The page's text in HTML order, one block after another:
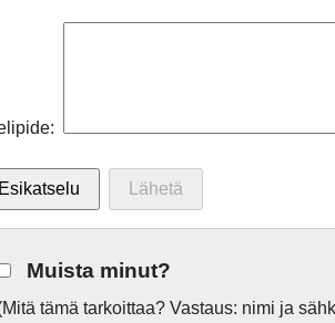
Muista minut?
tämä tarkoittaa? Vastaus: nimi ja